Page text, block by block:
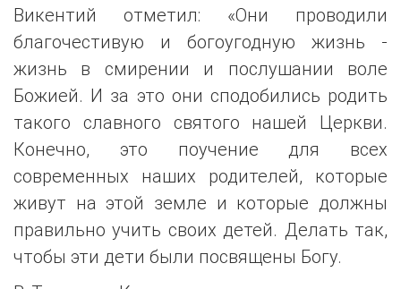
Викентий отметил: «Они проводили
благочестивую и богоугодную жизнь -
жизнь в смирении и послушании воле
Божией. И за это они сподобились родить
такого славного святого нашей Церкви.
Конечно, это поучение для всех
современных наших родителей, которые
живут на этой земле и которые должны
правильно учить своих детей. Делать так,
чтобы эти дети были посвящены Богу.